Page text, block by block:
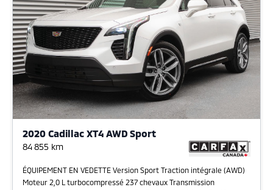
2020 Cadillac XT4 AWD Sport
84 855 km
ÉQUIPEMENT EN VEDETTE Version Sport Traction intégrale (AWD)
Moteur 2,0 L turbocompressé 237 chevaux Transmission